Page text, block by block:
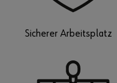
Sicherer Arbeitsplatz